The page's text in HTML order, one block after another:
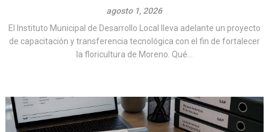
agosto 1, 2026
El Instituto Municipal de Desarrollo Local lleva adelante un proyecto
de capacitación y transferencia tecnológica con el fin de fortalecer
la floricultura de Moreno. Qué...